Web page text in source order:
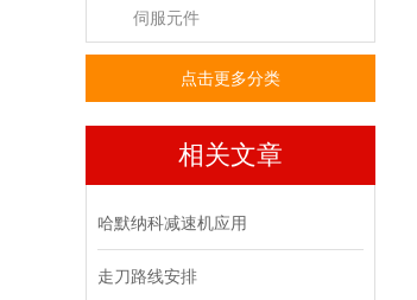
伺服元件
点击更多分类
相关文章
哈默纳科减速机应用
走刀路线安排